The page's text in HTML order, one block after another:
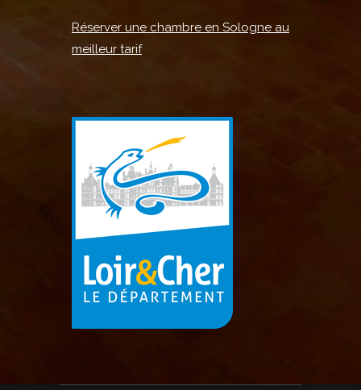
Réserver une chambre en Sologne au
meilleur tarif